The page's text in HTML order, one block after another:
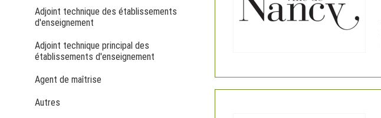
Adjoint technique des établissements
d'enseignement
Adjoint technique principal des
établissements d'enseignement
Agent de maîtrise
Autres